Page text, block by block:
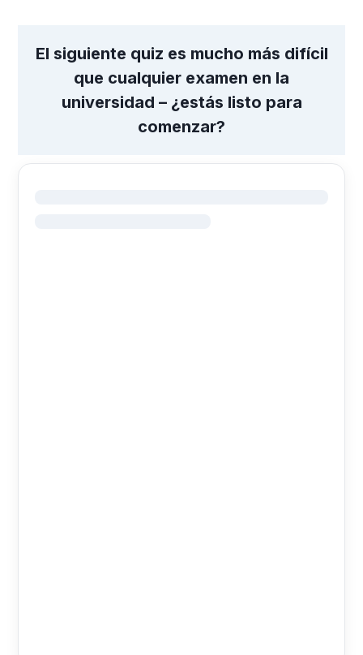
El siguiente quiz es mucho más difícil
que cualquier examen en la
universidad – ¿estás listo para
comenzar?